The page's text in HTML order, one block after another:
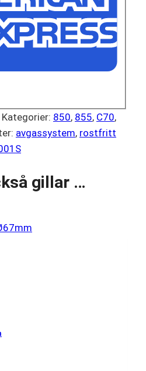
Kategorier: 850, 855, C70,
avgassystem, rostfritt
gillar …